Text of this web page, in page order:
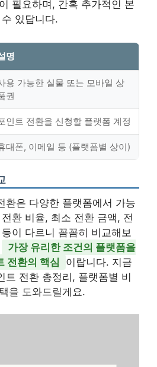
필요하며, 간혹 추가적인 본
있답니다.
명
용 가능한 실물 또는 모바일 상
권
인트 전환을 신청할 플랫폼 계정
대폰, 이메일 등 (플랫폼별 상이)
환은 다양한 플랫폼에서 가능
환 비율, 최소 전환 금액, 전
이 다르니 꼼꼼히 비교해보
가장 유리한 조건의 플랫폼을
전환의 핵심
이랍니다. 지금
트 전환 총정리, 플랫폼별 비
을 도와드릴게요.